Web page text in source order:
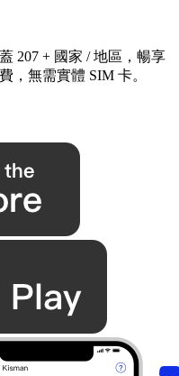
207 + 國家 / 地區，暢享
，無需實體 SIM 卡。